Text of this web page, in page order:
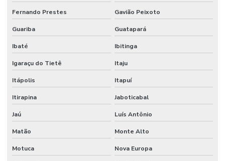
Fernando Prestes Gavião Peixoto
Guariba Guatapará
Ibaté Ibitinga
Igaraçu do Tietê Itaju
Itápolis Itapuí
Itirapina Jaboticabal
Jaú Luís Antônio
Matão Monte Alto
Motuca Nova Europa